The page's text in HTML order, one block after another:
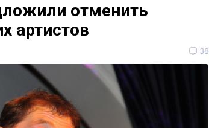
отменить
артистов
38